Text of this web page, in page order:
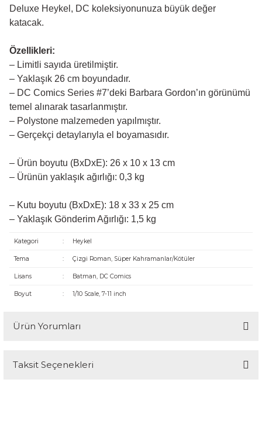
Deluxe Heykel, DC koleksiyonunuza büyük değer
katacak.
Özellikleri:
– Limitli sayıda üretilmiştir.
– Yaklaşık 26 cm boyundadır.
– DC Comics Series #7’deki Barbara Gordon’ın görünümü
temel alınarak tasarlanmıştır.
– Polystone malzemeden yapılmıştır.
– Gerçekçi detaylarıyla el boyamasıdır.
– Ürün boyutu (BxDxE): 26 x 10 x 13 cm
– Ürünün yaklaşık ağırlığı: 0,3 kg
– Kutu boyutu (BxDxE): 18 x 33 x 25 cm
– Yaklaşık Gönderim Ağırlığı: 1,5 kg
Kategori : Heykel
Tema : Çizgi Roman, Süper Kahramanlar/Kötüler
Lisans : Batman, DC Comics
Boyut : 1/10 Scale, 7-11 inch
Ürün Yorumları
Bu ürüne ilk yorumu siz yapın!
Taksit Seçenekleri